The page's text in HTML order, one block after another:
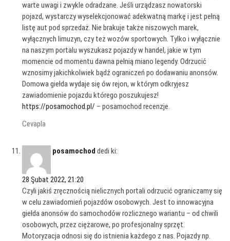
warte uwagi i zwykle odradzane. Jeśli urządzasz nowatorski
pojazd, wystarczy wyselekcjonować adekwatną markę i jest pełną
listę aut pod sprzedaż. Nie brakuje także niszowych marek,
wyłącznych limuzyn, czy też wozów sportowych. Tylko i wyłącznie
na naszym portalu wyszukasz pojazdy w handel, jakie w tym
momencie od momentu dawna pełnią miano legendy. Odrzucić
wznosimy jakichkolwiek bądź ograniczeń po dodawaniu anonsów.
Domowa giełda wydaje się ów rejon, w którym odkryjesz
zawiadomienie pojazdu którego poszukujesz!
https://posamochod.pl/ – posamochod recenzje.
Cevapla
posamochod dedi ki:
28 Şubat 2022, 21:20
Czyli jakiś zręcznością nielicznych portali odrzucić ograniczamy się
w celu zawiadomień pojazdów osobowych. Jest to innowacyjna
giełda anonsów do samochodów rozlicznego wariantu – od chwili
osobowych, przez ciężarowe, po profesjonalny sprzęt.
Motoryzacja odnosi się do istnienia każdego z nas. Pojazdy np.